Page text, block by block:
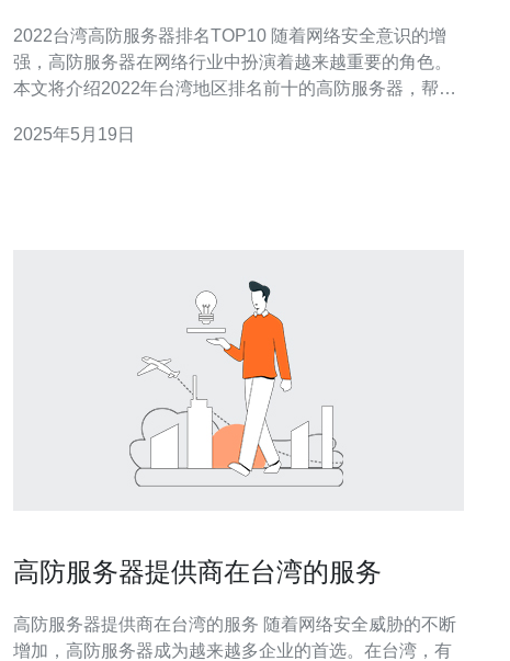
2022台湾高防服务器排名TOP10 随着网络安全意识的增
强，高防服务器在网络行业中扮演着越来越重要的角色。
本文将介绍2022年台湾地区排名前十的高防服务器，帮助
台湾高防服务器排名中位居榜首，以其稳定的性能和强
2025年5月19日
高防服务器提供商在台湾的服务
高防服务器提供商在台湾的服务 随着网络安全威胁的不断
增加，高防服务器成为越来越多企业的首选。在台湾，有